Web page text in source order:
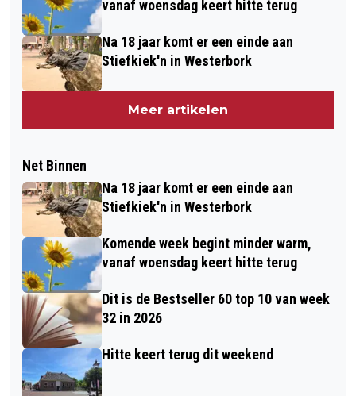
vanaf woensdag keert hitte terug
Na 18 jaar komt er een einde aan
Stiefkiek'n in Westerbork
Meer artikelen
Net Binnen
Na 18 jaar komt er een einde aan
Stiefkiek'n in Westerbork
Komende week begint minder warm,
vanaf woensdag keert hitte terug
Dit is de Bestseller 60 top 10 van week
32 in 2026
Hitte keert terug dit weekend